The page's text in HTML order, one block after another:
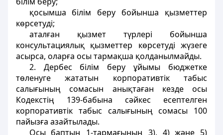
қосымша білім беру бойынша қызметтер
көрсетуді;
аталған қызмет түрлері бойынша
консультациялық қызметтер көрсетуді жүзеге
асырса, оларға осы тармақша қолданылмайды.
2. Дербес білім беру ұйымы бюджетке
төленуге жататын корпоративтiк табыс
салығының сомасын анықтаған кезде осы
Кодекстiң 139-бабына сәйкес есептелген
корпоративтiк табыс салығының сомасы 100
пайызға азайтылады.
Осы баптың 1-тармағының 3), 4) және 5)